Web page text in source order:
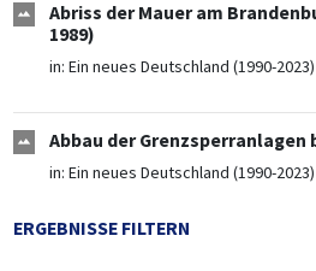
Abriss der Mauer am
1989)
in: Ein neues Deutschland (1990-2023)
Abbau der Grenzsperranlagen
in: Ein neues Deutschland (1990-2023)
ERGEBNISSE FILTERN